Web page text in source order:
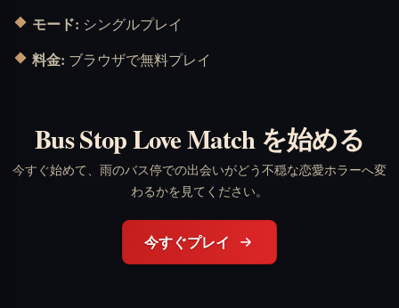
モード: シングルプレイ
料金: ブラウザで無料プレイ
Bus Stop Love Match を始める
今すぐ始めて、雨のバス停での出会いがどう不穏な恋愛ホラーへ変
わるかを見てください。
今すぐプレイ